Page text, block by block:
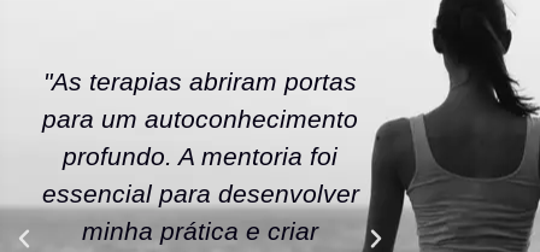
"As terapias abriram portas
para um autoconhecimento
profundo. A mentoria foi
essencial para desenvolver
minha prática e criar
"A
escola
As
uma